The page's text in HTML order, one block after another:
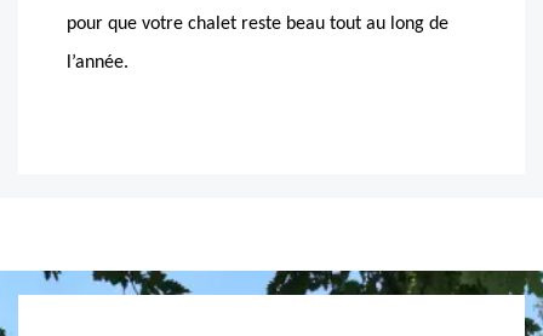
pour que votre chalet reste beau tout au long de
l’année.